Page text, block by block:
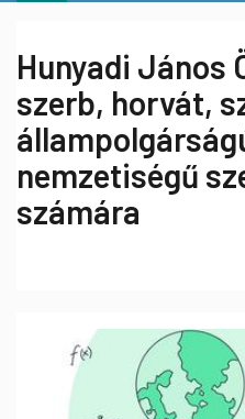
Hunyadi János
szerb, horvát,
nemzetiségű
számára